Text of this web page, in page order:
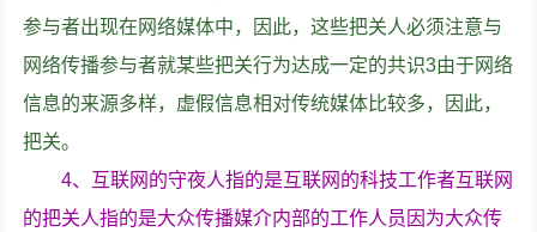
参与者出现在网络媒体中，因此，这些把关人必须注意与
网络传播参与者就某些把关行为达成一定的共识3由于网络
信息的来源多样，虚假信息相对传统媒体比较多，因此，
把关。
4、互联网的守夜人指的是互联网的科技工作者互联网
的把关人指的是大众传播媒介内部的工作人员因为大众传